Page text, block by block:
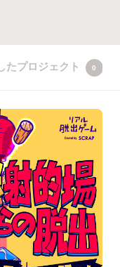
たプロジェクト 0